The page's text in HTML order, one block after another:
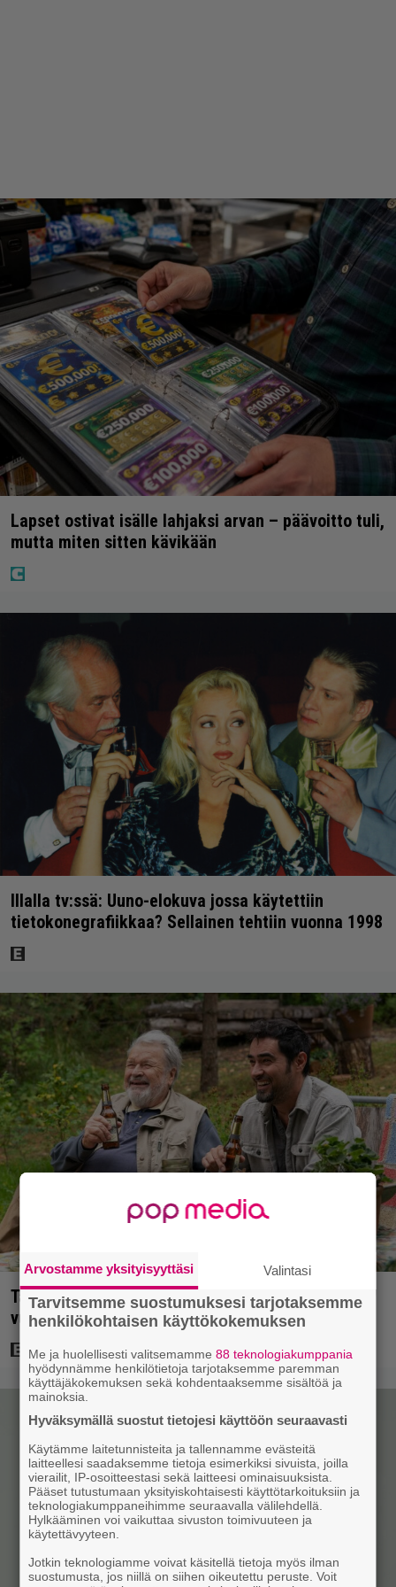
Lapset ostivat isälle lahjaksi arvan – päävoitto tuli,
mutta miten sitten kävikään
Illalla tv:ssä: Uuno-elokuva jossa käytettiin
tietokonegrafiikkaa? Sellainen tehtiin vuonna 1998
Tänään tv:ssä: Koskettava kotimainen elokuva
vuodelta 2020 – ”Tehty isolla sydämellä”
Arvostamme yksityisyyttäsi Valintasi
Tarvitsemme suostumuksesi tarjotaksemme
henkilökohtaisen käyttökokemuksen
Me ja huolellisesti valitsemamme88 teknologiakumppania
hyödynnämme henkilötietoja tarjotaksemme paremman
käyttäjäkokemuksen sekä kohdentaaksemme sisältöä ja
mainoksia.
Hyväksymällä suostut tietojesi käyttöön seuraavasti
Käytämme laitetunnisteita ja tallennamme evästeitä
laitteellesi saadaksemme tietoja esimerkiksi sivuista, joilla
vierailit, IP-osoitteestasi sekä laitteesi ominaisuuksista.
Pääset tutustumaan yksityiskohtaisesti käyttötarkoituksiin ja
teknologiakumppaneihimme seuraavalla välilehdellä.
Hylkääminen voi vaikuttaa sivuston toimivuuteen ja
käytettävyyteen.
Jotkin teknologiamme voivat käsitellä tietoja myös ilman
suostumusta, jos niillä on siihen oikeutettu peruste. Voit